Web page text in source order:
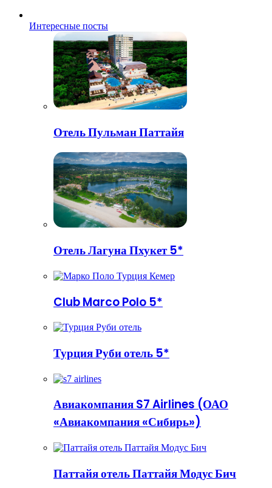
Интересные посты
Отель Пульман Паттайя
Отель Лагуна Пхукет 5*
Club Marco Polo 5*
Турция Руби отель 5*
Авиакомпания S7 Airlines (ОАО
«Авиакомпания «Сибирь»)
Паттайя отель Паттайя Модус Бич